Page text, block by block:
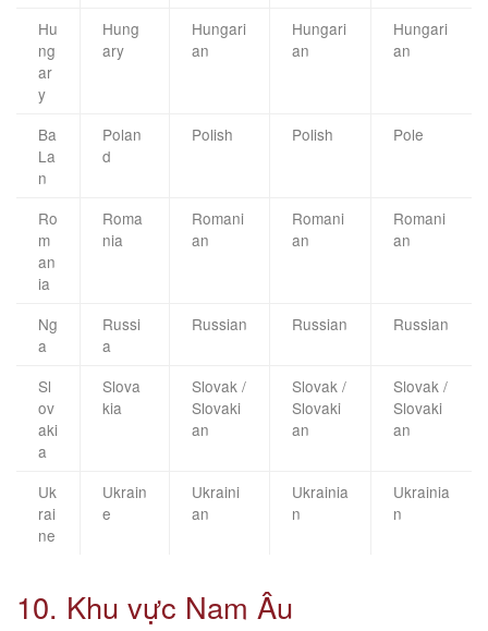
Hu
ng
ar
y
Hung
ary
Hungari
an
Hungari
an
Hungari
an
Ba
La
n
Polan
d
Polish Polish Pole
Ro
m
an
ia
Roma
nia
Romani
an
Romani
an
Romani
an
Ng
a
Russi
a
Russian Russian Russian
Sl
ov
aki
a
Slova
kia
Slovak /
Slovaki
an
Slovak /
Slovaki
an
Slovak /
Slovaki
an
Uk
rai
ne
Ukrain
e
Ukraini
an
Ukrainia
n
Ukrainia
n
10. Khu vực Nam Âu